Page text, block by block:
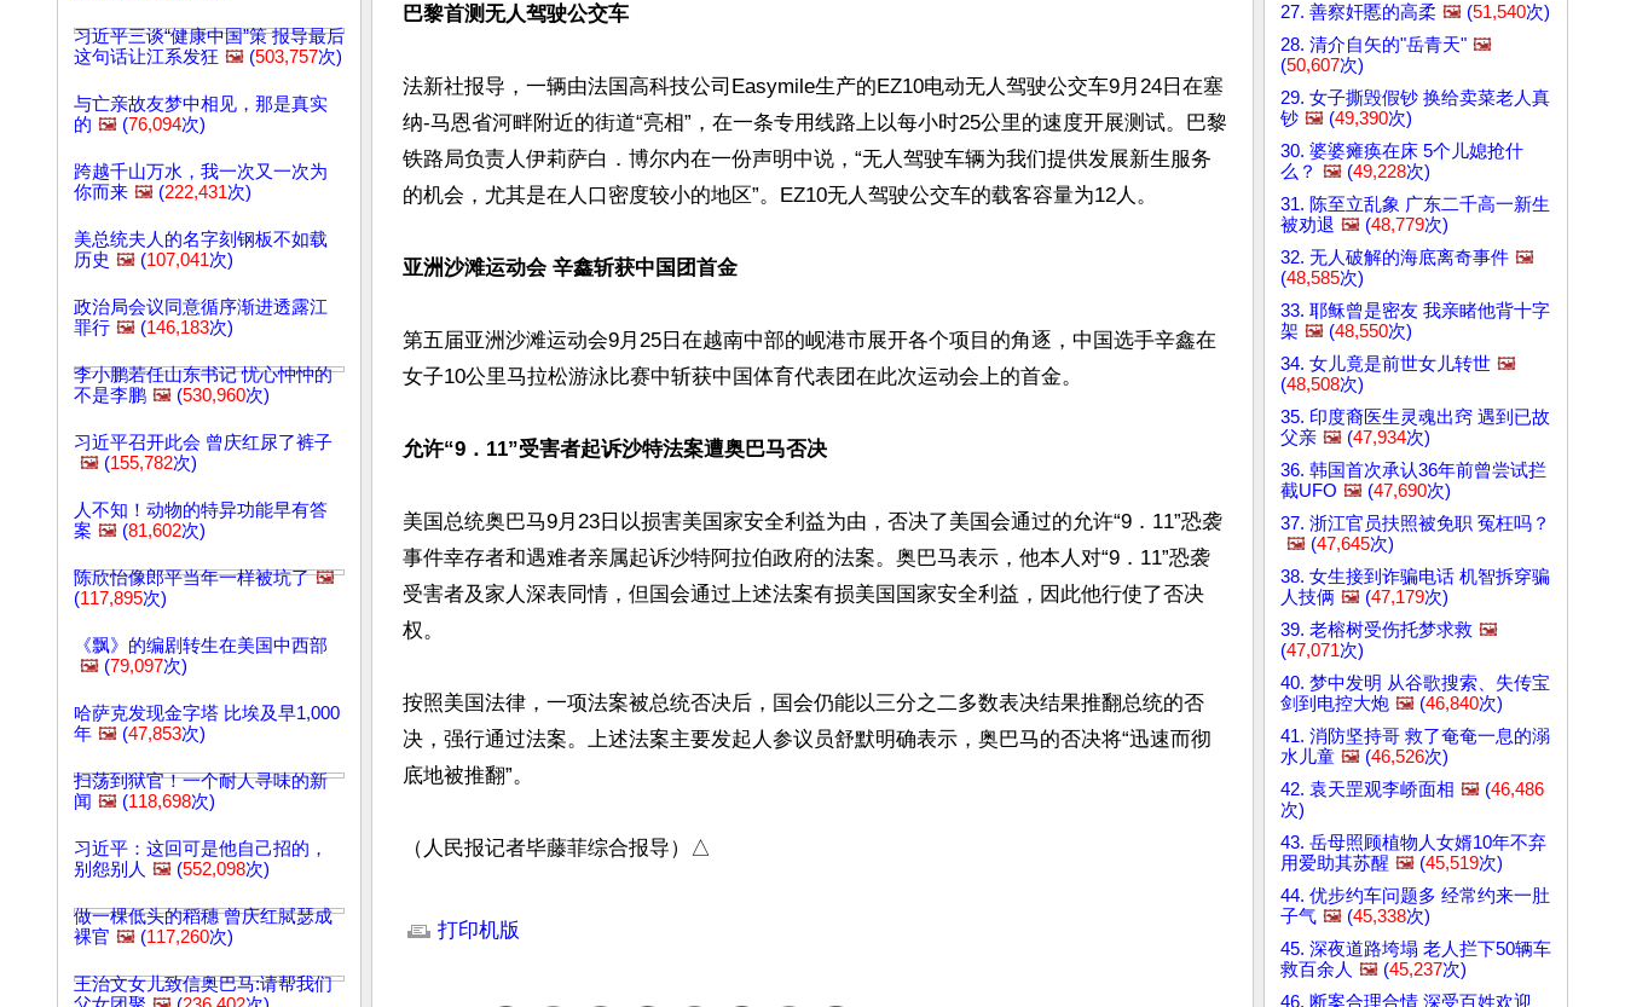
习近平三谈“健康中国”策 报导最后
这句话让江系发狂 🖼️ (503,757次)
与亡亲故友梦中相见，那是真实
的 🖼️ (76,094次)
跨越千山万水，我一次又一次为
你而来 🖼️ (222,431次)
美总统夫人的名字刻钢板不如载
历史 🖼️ (107,041次)
政治局会议同意循序渐进透露江
罪行 🖼️ (146,183次)
李小鹏若任山东书记 忧心忡忡的
不是李鹏 🖼️ (530,960次)
习近平召开此会 曾庆红尿了裤子
🖼️ (155,782次)
人不知！动物的特异功能早有答
案 🖼️ (81,602次)
陈欣怡像郎平当年一样被坑了 🖼️
(117,895次)
《飘》的编剧转生在美国中西部
🖼️ (79,097次)
哈萨克发现金字塔 比埃及早1,000
年 🖼️ (47,853次)
扫荡到狱官！一个耐人寻味的新
闻 🖼️ (118,698次)
习近平：这回可是他自己招的，
别怨别人 🖼️ (552,098次)
做一棵低头的稻穗 曾庆红脦瑟成
裸官 🖼️ (117,260次)
王治文女儿致信奥巴马:请帮我们
巴黎首测无人驾驶公交车
法新社报导，一辆由法国高科技公司Easymile生产的EZ10电动无人驾驶公交车9月24日在塞
纳-马恩省河畔附近的街道“亮相”，在一条专用线路上以每小时25公里的速度开展测试。巴黎
铁路局负责人伊莉萨白．博尔内在一份声明中说，“无人驾驶车辆为我们提供发展新生服务
的机会，尤其是在人口密度较小的地区”。EZ10无人驾驶公交车的载客容量为12人。
亚洲沙滩运动会 辛鑫斩获中国团首金
第五届亚洲沙滩运动会9月25日在越南中部的岘港市展开各个项目的角逐，中国选手辛鑫在
女子10公里马拉松游泳比赛中斩获中国体育代表团在此次运动会上的首金。
允许“9．11”受害者起诉沙特法案遭奥巴马否决
美国总统奥巴马9月23日以损害美国家安全利益为由，否决了美国会通过的允许“9．11”恐袭
事件幸存者和遇难者亲属起诉沙特阿拉伯政府的法案。奥巴马表示，他本人对“9．11”恐袭
受害者及家人深表同情，但国会通过上述法案有损美国国家安全利益，因此他行使了否决
权。
按照美国法律，一项法案被总统否决后，国会仍能以三分之二多数表决结果推翻总统的否
决，强行通过法案。上述法案主要发起人参议员舒默明确表示，奥巴马的否决将“迅速而彻
底地被推翻”。
（人民报记者毕藤菲综合报导）△
打印机版
27. 善察奸慝的高柔 🖼️ (51,540次)
28. 清介自矢的"岳青天" 🖼️
(50,607次)
29. 女子撕毁假钞 换给卖菜老人真
钞 🖼️ (49,390次)
30. 婆婆瘫痪在床 5个儿媳抢什
么？ 🖼️ (49,228次)
31. 陈至立乱象 广东二千高一新生
被劝退 🖼️ (48,779次)
32. 无人破解的海底离奇事件 🖼️
(48,585次)
33. 耶稣曾是密友 我亲睹他背十字
架 🖼️ (48,550次)
34. 女儿竟是前世女儿转世 🖼️
(48,508次)
35. 印度裔医生灵魂出窍 遇到已故
父亲 🖼️ (47,934次)
36. 韩国首次承认36年前曾尝试拦
截UFO 🖼️ (47,690次)
37. 浙江官员扶照被免职 冤枉吗？
🖼️ (47,645次)
38. 女生接到诈骗电话 机智拆穿骗
人技俩 🖼️ (47,179次)
39. 老榕树受伤托梦求救 🖼️
(47,071次)
40. 梦中发明 从谷歌搜索、失传宝
剑到电控大炮 🖼️ (46,840次)
41. 消防坚持哥 救了奄奄一息的溺
水儿童 🖼️ (46,526次)
42. 袁天罡观李峤面相 🖼️ (46,486
次)
43. 岳母照顾植物人女婿10年不弃
用爱助其苏醒 🖼️ (45,519次)
44. 优步约车问题多 经常约来一肚
子气 🖼️ (45,338次)
45. 深夜道路垮塌 老人拦下50辆车
救百余人 🖼️ (45,237次)
46. 断案合理合情 深受百姓欢迎